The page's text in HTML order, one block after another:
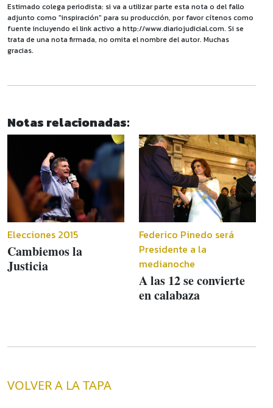
Estimado colega periodista: si va a utilizar parte esta nota o del fallo
adjunto como "inspiración" para su producción, por favor cítenos como
fuente incluyendo el link activo a http://www.diariojudicial.com. Si se
trata de una nota firmada, no omita el nombre del autor. Muchas
gracias.
Notas relacionadas:
Elecciones 2015
Cambiemos la
Justicia
Federico Pinedo será
Presidente a la
medianoche
A las 12 se convierte
en calabaza
VOLVER A LA TAPA